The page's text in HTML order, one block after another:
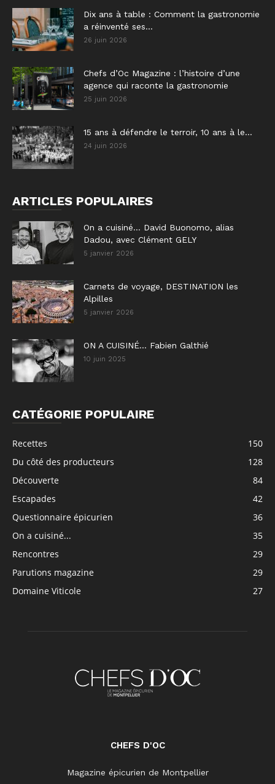
Dix ans à table : Comment la gastronomie
a réinventé ses...
26 juin 2026
Chefs d’Oc Magazine : l’histoire d’une
agence qui raconte la gastronomie
25 juin 2026
15 ans à défendre le terroir, 10 ans à le...
24 juin 2026
ARTICLES POPULAIRES
On a cuisiné… David Buonomo, alias
Dadou, avec Clément GELY
5 janvier 2026
Carnets de voyage, DESTINATION les
Alpilles
5 janvier 2026
ON A CUISINÉ… Fabien Galthié
10 juin 2025
CATÉGORIE POPULAIRE
Recettes
150
Du côté des producteurs
128
Découverte
84
Escapades
42
Questionnaire épicurien
36
On a cuisiné...
35
Rencontres
29
Parutions magazine
29
Domaine Viticole
27
CHEFS D'OC
Magazine épicurien de Montpellier